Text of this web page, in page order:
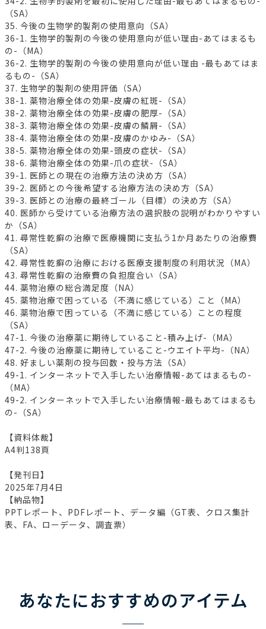
（SA）
35. 今後の生物学的製剤の使用意向（SA）
36-1. 生物学的製剤の今後の使用意向が低い理由-あてはまるも
の-（MA）
36-2. 生物学的製剤の今後の使用意向が低い理由 -最もあてはま
るもの-（SA）
37. 生物学的製剤の使用評価（SA）
38-1. 薬物治療全体の効果-皮膚の紅斑-（SA）
38-2. 薬物治療全体の効果-皮膚の肥厚-（SA）
38-3. 薬物治療全体の効果-皮膚の鱗屑-（SA）
38-4. 薬物治療全体の効果-皮膚のかゆみ-（SA）
38-5. 薬物治療全体の効果-頭皮の症状-（SA）
38-6. 薬物治療全体の効果-爪の症状-（SA）
39-1. 医師との現在の治療方法の決め方（SA）
39-2. 医師との今後希望する治療方法の決め方（SA）
39-3. 医師との治療の最終ゴール（目標）の決め方（SA）
40. 医師から受けている治療方法の選択肢の説明がわかりやすい
か（SA）
41. 尋常性乾癬の治療で医療機関に支払う1か月あたりの治療費
（SA）
42. 尋常性乾癬の治療における医療支援制度の利用状況（MA）
43. 尋常性乾癬の治療費の負担度合い（SA）
44. 薬物治療の総合満足度（NA）
45. 薬物治療で困っている（不満に感じている）こと（MA）
46. 薬物治療で困っている（不満に感じている）ことの程度
（SA）
47-1. 今後の治療薬に期待していること-積み上げ-（MA）
47-2. 今後の治療薬に期待していること-ウエイト平均-（NA）
48. 好ましい薬剤の投与回数・投与方法（SA）
49-1. インターネットで入手したい治療情報-あてはまるもの-
（MA）
49-2. インターネットで入手したい治療情報-最もあてはまるも
の-（SA）
【資料体裁】
A4判138頁
【発刊日】
2025年7月4日
【納品物】
PPTレポート、PDFレポート、データ編（GT表、クロス集計
表、FA、ローデータ、調査票）
あなたにおすすめのアイテム